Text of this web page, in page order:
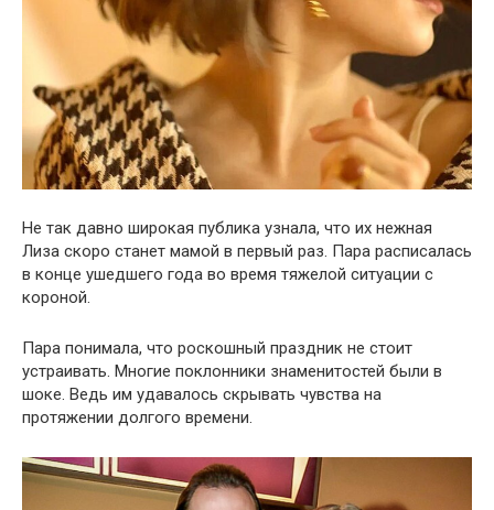
Не так давно широкая публика узнала, что их нежная
Лиза скоро станет мамой в первый раз. Пара расписалась
в конце ушедшего года во время тяжелой ситуации с
короной.
Пара понимала, что роскошный праздник не стоит
устраивать. Многие поклонники знаменитостей были в
шоке. Ведь им удавалось скрывать чувства на
протяжении долгого времени.